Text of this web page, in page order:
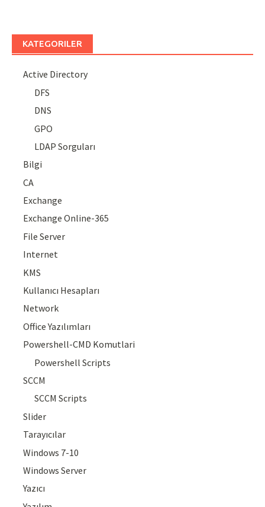
KATEGORILER
Active Directory
DFS
DNS
GPO
LDAP Sorguları
Bilgi
CA
Exchange
Exchange Online-365
File Server
Internet
KMS
Kullanıcı Hesapları
Network
Office Yazılımları
Powershell-CMD Komutlari
Powershell Scripts
SCCM
SCCM Scripts
Slider
Tarayıcılar
Windows 7-10
Windows Server
Yazıcı